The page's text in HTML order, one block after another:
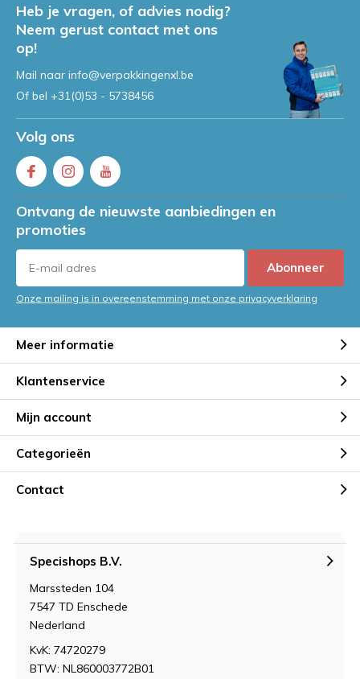
Heb je vragen, of advies nodig?
Neem gerust contact met ons
op!
Mail naar info@verpakkingenxl.be
Of bel +31(0)53 - 5738456
Volg ons
Ontvang de nieuwste aanbiedingen en
promoties
Abonneer
Onze mailing is in overeenstemming met onze privacyverklaring
Meer informatie
Klantenservice
Mijn account
Categorieën
Contact
Specishops B.V.
Marssteden 104
7547 TD Enschede
Nederland
KvK: 74720279
BTW: NL860003772B01